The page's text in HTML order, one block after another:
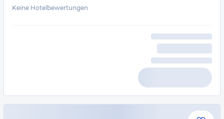
Keine Hotelbewertungen